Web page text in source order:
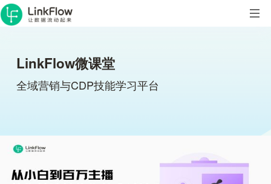
LinkFlow微课堂
全域营销与CDP技能学习平台